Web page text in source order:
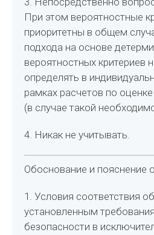
При этом вероятностные
приоритетны в общем
подхода на основе
вероятностных критериев
определять в
рамках расчетов по
(в случае такой
4. Никак не учитывать.
Обоснование и пояснение
1. Условия соответствия
установленным
безопасности в